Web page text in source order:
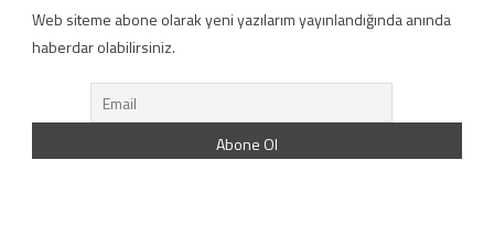
Web siteme abone olarak yeni yazılarım yayınlandığında anında
haberdar olabilirsiniz.